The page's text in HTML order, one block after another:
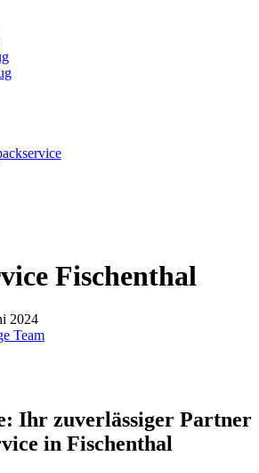
Fischenthal
2024
Team
Ihr zuverlässiger Partner
in Fischenthal